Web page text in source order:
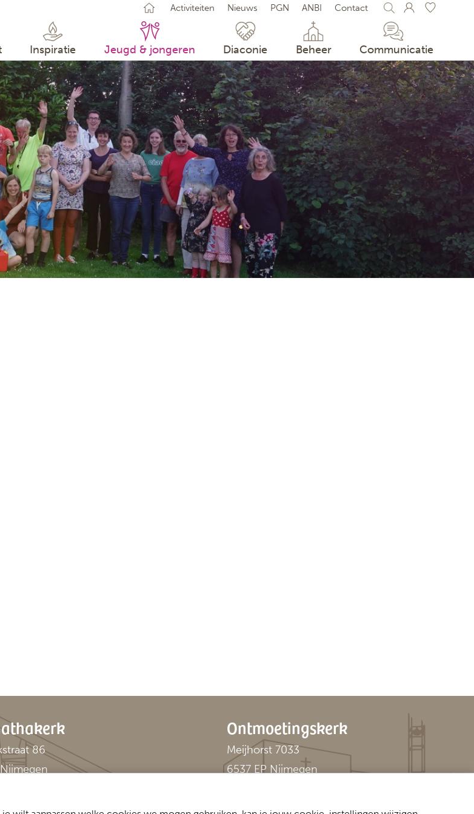
GEEN FAVORIETEN
U kunt activiteiten bewaren door op het te klikken.
Activiteiten Nieuws PGN ANBI Contact
Inspiratie Jeugd & jongeren Diaconie Beheer Communicatie
86
Ontmoetingskerk
Meijhorst 7033
6537 EP Nijmegen